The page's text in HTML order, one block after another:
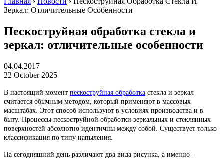
Зеркал: Отличительные Особенности
Пескоструйная обработка стекла и
зеркал: отличительные особенности
04.04.2017
22 October 2025
В настоящий момент пескоструйная обработка стекла и зеркал
считается обычным методом, который применяют в массовых
масштабах. Этот способ используют в условиях производства и в
быту. Процессы пескоструйной обработки зеркальных и стеклянных
поверхностей абсолютно идентичны между собой. Существует только
классификация по типу напыления.
На сегодняшний день различают два вида рисунка, а именно –